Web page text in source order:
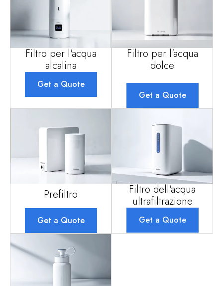
Filtro per l'acqua
alcalina
Get a Quote
Filtro per l'acqua
dolce
Get a Quote
Prefiltro
Get a Quote
Filtro dell'acqua
ultrafiltrazione
Get a Quote